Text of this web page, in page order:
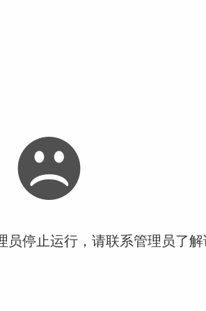
员停止运行，请联系管理员了